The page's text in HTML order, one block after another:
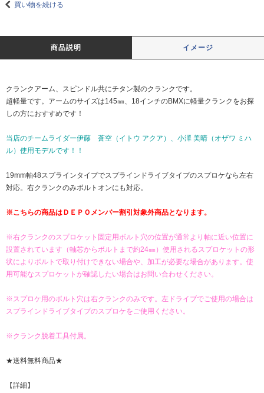
買い物を続ける
商品説明 イメージ
クランクアーム、スピンドル共にチタン製のクランクです。
超軽量です。アームのサイズは145㎜、18インチのBMXに軽量クランクをお探
しの方におすすめです！
当店のチームライダー伊藤 蒼空（イトウ アクア）、小澤 美晴（オザワ ミハ
ル）使用モデルです！！
19mm軸48スプラインタイプでスプラインドライブタイプのスプロケなら左右
対応。右クランクのみボルトオンにも対応。
※こちらの商品はＤＥＰＯメンバー割引対象外商品となります。
※右クランクのスプロケット固定用ボルト穴の位置が通常より軸に近い位置に
設置されています（軸芯からボルトまで約24㎜）使用されるスプロケットの形
状によりボルトで取り付けできない場合や、加工が必要な場合があります。使
用可能なスプロケットが確認したい場合はお問い合わせください。
※スプロケ用のボルト穴は右クランクのみです。左ドライブでご使用の場合は
スプラインドライブタイプのスプロケをご使用ください。
※クランク脱着工具付属。
★送料無料商品★
【詳細】